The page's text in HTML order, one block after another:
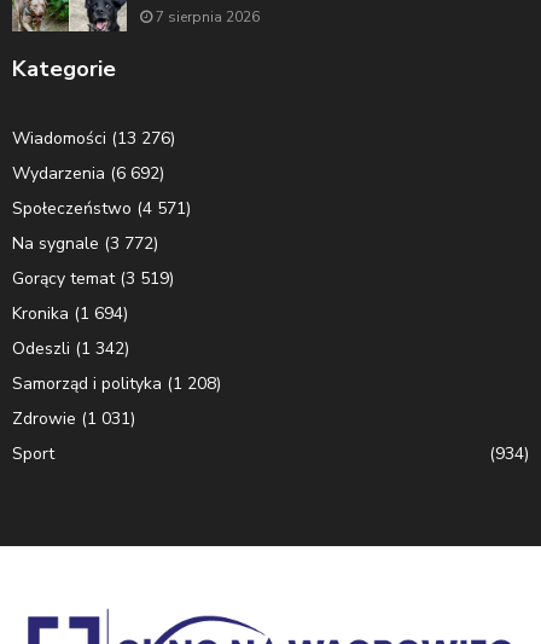
7 sierpnia 2026
Kategorie
Wiadomości (13 276)
Wydarzenia (6 692)
Społeczeństwo (4 571)
Na sygnale (3 772)
Gorący temat(3 519)
Kronika (1 694)
Odeszli (1 342)
Samorząd i polityka (1 208)
Zdrowie (1 031)
Sport
(934)